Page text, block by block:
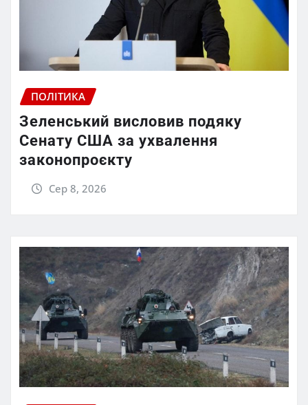
ПОЛІТИКА
Зеленський висловив подяку
Сенату США за ухвалення
законопроєкту
Сер 8, 2026